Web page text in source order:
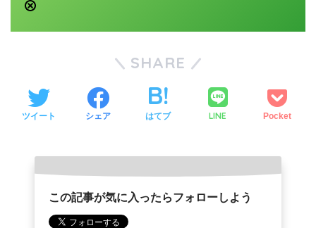
SHARE
ツイート シェア はてブ LINE Pocket
この記事が気に入ったらフォローしよう